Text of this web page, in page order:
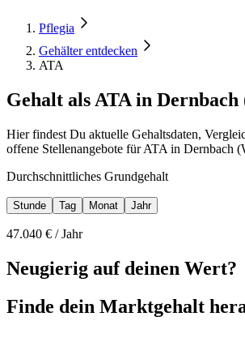
Pflegia
Gehälter entdecken
ATA
Gehalt als ATA in
Hier findest Du aktuelle Gehaltsdaten,
offene Stellenangebote für ATA in Dernbach
Durchschnittliches Grundgehalt
Stunde Tag Monat Jahr
47.040 € /Jahr
Neugierig auf deinen Wert?
Finde dein Marktgehalt